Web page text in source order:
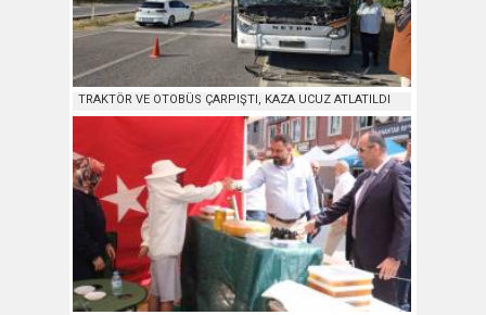
TRAKTÖR VE OTOBÜS ÇARPIŞTI, KAZA UCUZ ATLATILDI